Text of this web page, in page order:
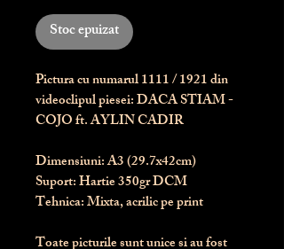
Stoc epuizat
Pictura cu numarul1111/ 1921 din
videoclipul piesei: DACA STIAM -
COJO ft. AYLIN CADIR
Dimensiuni: A3 (29.7x42cm)
Suport: Hartie 350gr DCM
Tehnica: Mixta, acrilic pe print
Toate picturile sunt unice si au fost